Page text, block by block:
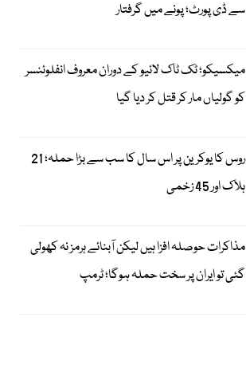
سے ڈی پورٹ؛ پونے میں گرفتار
میکسیکو؛ ٹک ٹاک لائیو کے دوران معروف انفلوئنسر
کو گولیاں مار کر قتل کر دیا گیا
روس کا یوکرین پر اس سال کا سب سے بڑا حملہ؛ 21
ہلاک اور 45 زخمی
مذاکرات حوصلہ افزا ہیں لیکن آبنائے ہرمز نہ کھولی
گئی تو ایران پر سخت حملہ ہوگا؛ ٹرمپ